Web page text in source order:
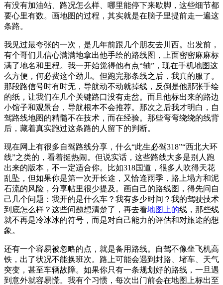
有没有加油站、路况怎么样、哪里能停下来歇脚，这些细节都
要心里有数。画地图的过程，其实就是在脑子里提前走一遍这
条路。
我见过最夸张的一次，是几年前跟几个朋友去川西。出发前，
有个哥们儿信心满满地拿出他手绘的路线图，上面密密麻麻标
满了地名和里程。我一开始觉得他有点“轴”，现在手机地图这
么方便，何必费这个劲儿。但跑完那条线之后，我真的服了。
那段路信号时有时无，导航动不动就掉线，反倒是他那张手绘
的纸，让我们在几个关键路口没有走岔。而且他标出来的路边
小馆子和观景台，导航根本不会推荐。那次之后我才明白，自
驾路线地图的精髓不在技术，而在经验。那些弯弯绕绕的线背
后，藏着真实跑过这条路的人留下的判断。
现在网上有很多自驾路线分享，什么“此生必驾318”“西北大环
线”之类的，看着挺热闹。但说实话，这些路线大多是别人跑
出来的版本，不一定适合你。比如318国道，很多人吹得天花
乱坠，但如果你是第一次开长途，又恰逢雨季，路上塌方和泥
石流的风险，分享帖里很少提及。画自己的路线图，得先问自
己几个问题：我开的是什么车？我有多少时间？我的驾驶技术
到底怎么样？这些问题想清楚了，再去看地图上的线，那些线
就不再是冷冰冰的符号，而是对自己能力的评估和对旅途的想
象。
还有一个容易被忽略的点，就是备用路线。自驾不像坐飞机高
铁，出了状况不能换班次。路上可能会遇到封路、堵车、天气
突变，甚至车辆故障。如果你只有一条规划好的路线，一旦遇
到意外就容易慌。我有个习惯，每次出门前会在地图上标出至